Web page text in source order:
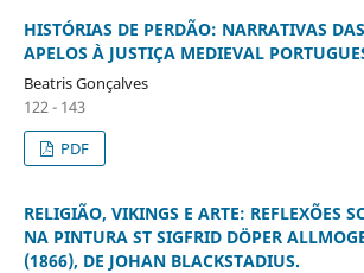
HISTÓRIAS DE PERDÃO: NARRATIVAS
APELOS À JUSTIÇA MEDIEVAL
Beatris Gonçalves
122 - 143
PDF
RELIGIÃO, VIKINGS E ARTE: REFLEXÕES
NA PINTURA ST SIGFRID DÖPER
(1866), DE JOHAN BLACKSTADIUS.